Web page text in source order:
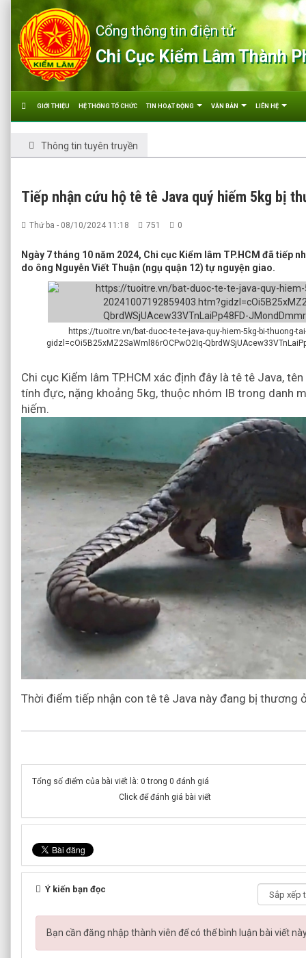
Cổng thông tin điện tử
Chi Cục Kiểm Lâm Thành
GIỚI THIỆU HỆ THỐNG TỔ CHỨC TIN HOẠT ĐỘNG VĂN BẢN LIÊN HỆ
Thông tin tuyên truyền
Tiếp nhận cứu hộ tê tê Java quý hiếm 5kg bị
Thứ ba - 08/10/2024 11:18 751 0
Ngày 7 tháng 10 năm 2024, Chi cục Kiểm lâm TP.HCM đã tiếp
do ông Nguyễn Viết Thuận (ngụ quận 12) tự nguyện giao.
https://tuoitre.vn/bat-duoc-te-te-java-quy-hiem-5kg-bi-thuong-
gidzl=cOi5B25xMZ2SaWml86rOCPwO2Iq-
Chi cục Kiểm lâm TP.HCM xác định đây là tê tê Java,
tính đực, nặng khoảng 5kg, thuộc nhóm IB trong danh
hiếm.
Thời điểm tiếp nhận con tê tê Java này đang bị thương
Tổng số điểm của bài viết là: 0 trong 0 đánh giá
Click để đánh giá bài viết
Ý kiến bạn đọc
Bạn cần đăng nhập thành viên để có thể bình luận bài viết